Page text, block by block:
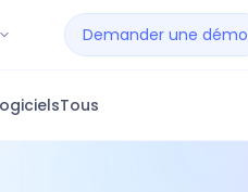
Demander une démo
Tous